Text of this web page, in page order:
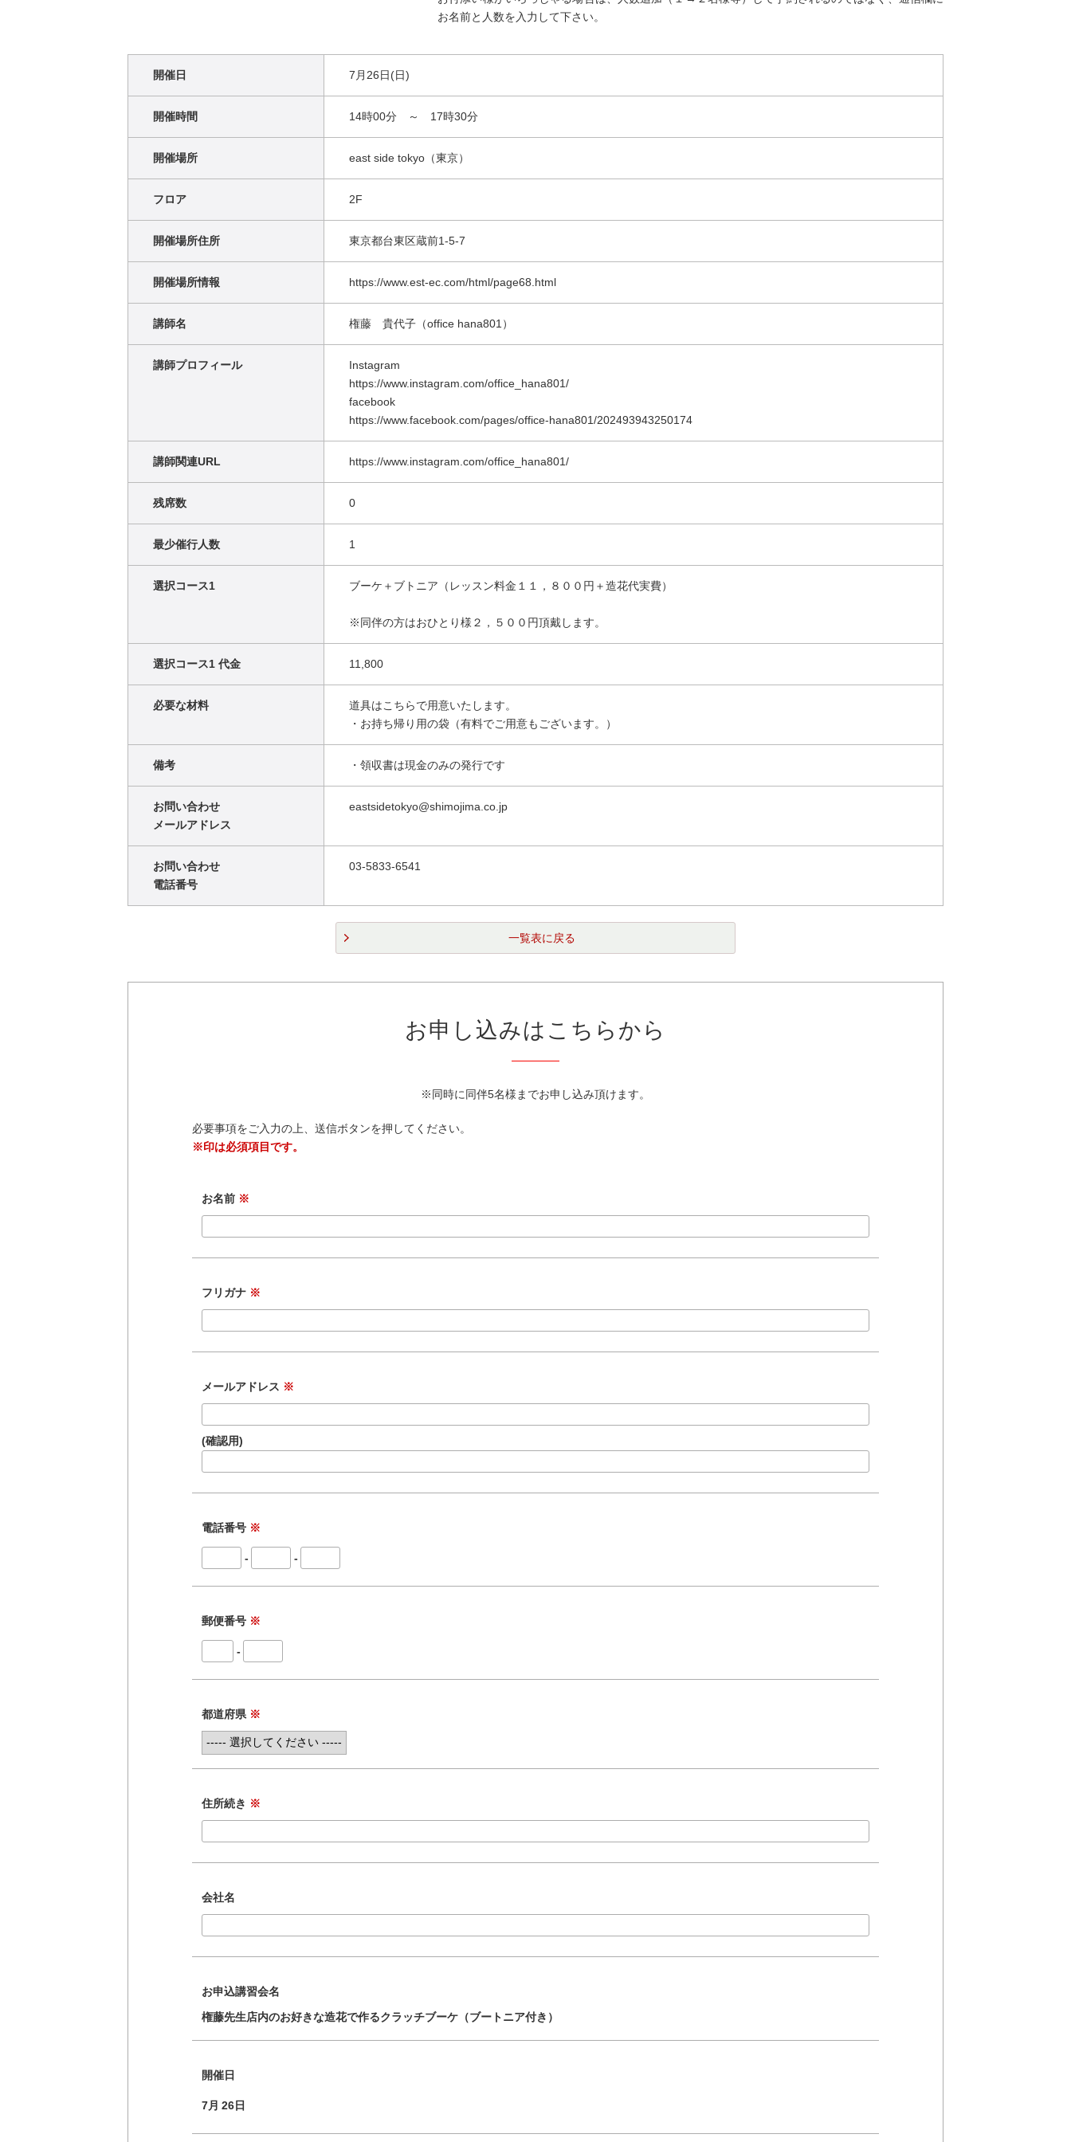
お名前と人数を入力して下さい。
開催日 7月26日(日)
開催時間 14時00分 ～ 17時30分
開催場所 east side tokyo（東京）
フロア 2F
開催場所住所 東京都台東区蔵前1-5-7
開催場所情報 https://www.est-ec.com/html/page68.html
講師名 権藤 貴代子（office hana801）
講師プロフィール
Instagram
https://www.instagram.com/office_hana801/
facebook
https://www.facebook.com/pages/office-hana801/202493943250174
講師関連URL https://www.instagram.com/office_hana801/
残席数 0
最少催行人数 1
選択コース1 ブーケ＋ブトニア（レッスン料金１１，８００円＋造花代実費）
※同伴の方はおひとり様２，５００円頂戴します。
選択コース1 代金 11,800
必要な材料
道具はこちらで用意いたします。
・お持ち帰り用の袋（有料でご用意もございます。）
備考 ・領収書は現金のみの発行です
お問い合わせ
メールアドレス
eastsidetokyo@shimojima.co.jp
お問い合わせ
電話番号
03-5833-6541
一覧表に戻る
お申し込みはこちらから
※同時に同伴5名様までお申し込み頂けます。
必要事項をご入力の上、送信ボタンを押してください。
※印は必須項目です。
お名前 ※
フリガナ ※
メールアドレス ※
(確認用)
電話番号 ※
- -
郵便番号 ※
-
都道府県 ※
住所続き ※
会社名
お申込講習会名
権藤先生店内のお好きな造花で作るクラッチブーケ（ブートニア付き）
開催日
7月 26日